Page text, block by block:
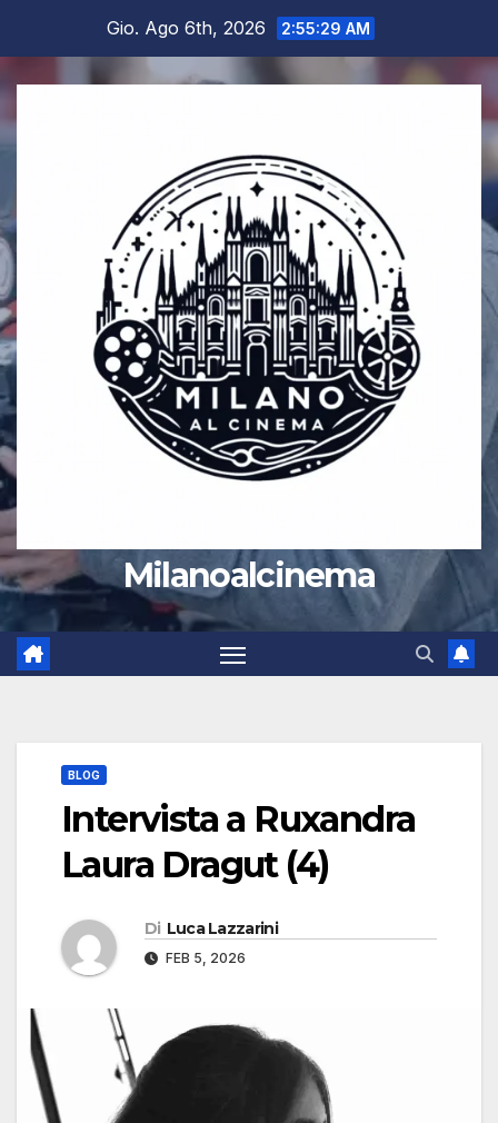
contenuto
Gio. Ago 6th, 2026 2:55:29 AM
Milanoalcinema
BLOG
Intervista a Ruxandra
Laura Dragut (4)
Di Luca Lazzarini
FEB 5, 2026